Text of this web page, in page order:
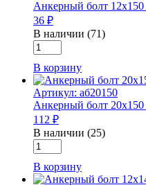
с
шест.
головкой
Анкерный болт 12х150
36 ₽
В наличии (71)
Количество
товара
Анкерный
болт
12х150
с
шест.
головкой
В корзину
Артикул: аб20150
Анкерный болт 20х150
112 ₽
В наличии (25)
Количество
товара
Анкерный
болт
В корзину